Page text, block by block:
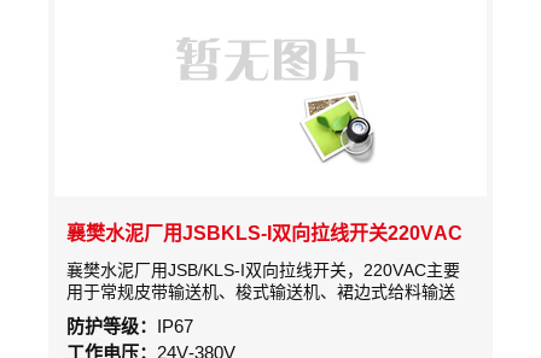
襄樊水泥厂用JSBKLS-I双向拉线开关220VAC
襄樊水泥厂用JSB/KLS-I双向拉线开关，220VAC主要
用于常规皮带输送机、梭式输送机、裙边式给料输送
机、斗式提升机，包装生产线、堆料、取料系统，起重
机、挖掘机、轮船装卸系统、水平给料机等设备现场紧
防护等级： IP67
工作电压： 24V-380V